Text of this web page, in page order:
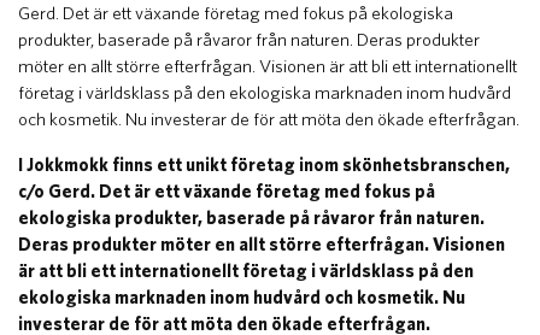
Gerd. Det är ett växande företag med fokus på ekologiska
produkter, baserade på råvaror från naturen. Deras produkter
möter en allt större efterfrågan. Visionen är att bli ett internationellt
företag i världsklass på den ekologiska marknaden inom hudvård
och kosmetik. Nu investerar de för att möta den ökade efterfrågan.
I Jokkmokk finns ett unikt företag inom skönhetsbranschen,
c/o Gerd. Det är ett växande företag med fokus på
ekologiska produkter, baserade på råvaror från naturen.
Deras produkter möter en allt större efterfrågan. Visionen
är att bli ett internationellt företag i världsklass på den
ekologiska marknaden inom hudvård och kosmetik. Nu
investerar de för att möta den ökade efterfrågan.